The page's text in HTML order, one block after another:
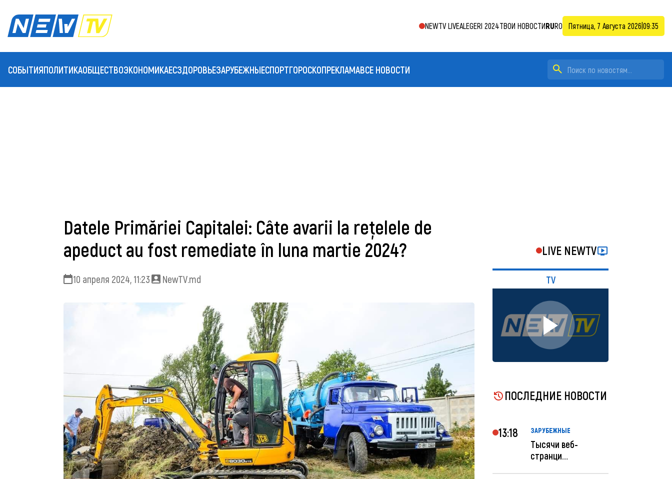
NEWTV LIVEALEGERI 2024ТВОИ НОВОСТИRURO Пятница, 7 Августа 2026 09:35
СОБЫТИЯПОЛИТИКАОБЩЕСТВОЭКОНОМИКАЕСЗДОРОВЬЕЗАРУБЕЖНЫЕСПОРТГОРОСКОПРЕКЛАМАВСЕ НОВОСТИ
Datele Primăriei Capitalei: Câte avarii la reţelele de
apeduct au fost remediate în luna martie 2024?
10 апреля 2024, 11:23 NewTV.md
LIVE NEWTV
TV
ПОСЛЕДНИЕ НОВОСТИ
13:18 ЗАРУБЕЖНЫЕ
Тысячи веб-
странци